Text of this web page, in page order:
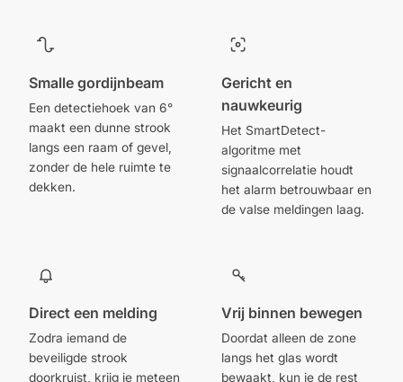
Smalle gordijnbeam
Een detectiehoek van 6°
maakt een dunne strook
langs een raam of gevel,
zonder de hele ruimte te
dekken.
Gericht en
nauwkeurig
Het SmartDetect-
algoritme met
signaalcorrelatie houdt
het alarm betrouwbaar en
de valse meldingen laag.
Direct een melding
Zodra iemand de
beveiligde strook
doorkruist, krijg je meteen
Vrij binnen bewegen
Doordat alleen de zone
langs het glas wordt
bewaakt, kun je de rest